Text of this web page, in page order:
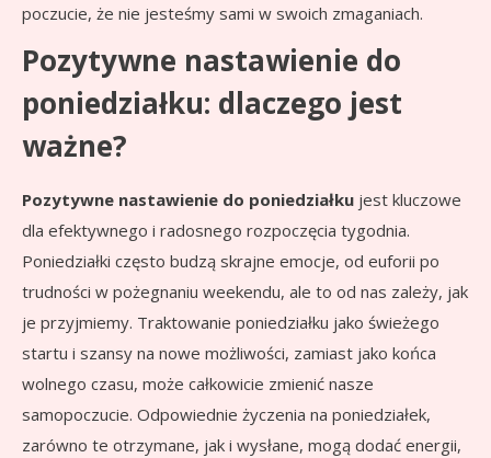
poczucie, że nie jesteśmy sami w swoich zmaganiach.
Pozytywne nastawienie do
poniedziałku: dlaczego jest
ważne?
Pozytywne nastawienie do poniedziałku jest kluczowe
dla efektywnego i radosnego rozpoczęcia tygodnia.
Poniedziałki często budzą skrajne emocje, od euforii po
trudności w pożegnaniu weekendu, ale to od nas zależy, jak
je przyjmiemy. Traktowanie poniedziałku jako świeżego
startu i szansy na nowe możliwości, zamiast jako końca
wolnego czasu, może całkowicie zmienić nasze
samopoczucie. Odpowiednie życzenia na poniedziałek,
zarówno te otrzymane, jak i wysłane, mogą dodać energii,